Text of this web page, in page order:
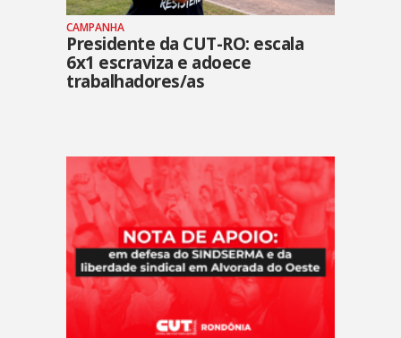
CAMPANHA
Presidente da CUT-RO: escala
6x1 escraviza e adoece
trabalhadores/as